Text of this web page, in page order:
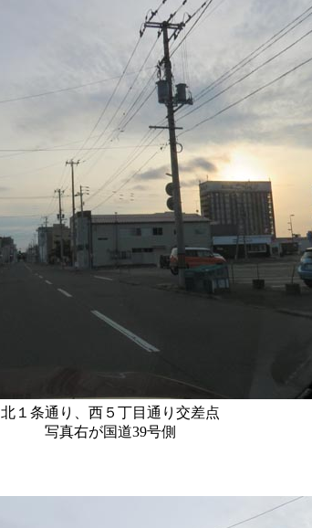
北１条通り、西５丁目通り交差点
写真右が国道39号側